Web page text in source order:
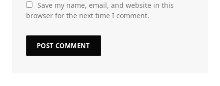
Save my name, email, and website in this
browser for the next time I comment.